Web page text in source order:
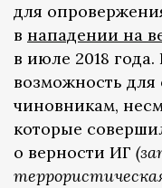
для
в нападении на
в июле 2018
возможность
чиновникам,
которые
о верности ИГ